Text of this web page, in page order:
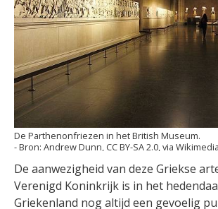
De Parthenonfriezen in het British Museum.
Andrew Dunn, CC BY-SA 2.0, via
De aanwezigheid van deze Griekse
Verenigd Koninkrijk is in het
Griekenland nog altijd een gevoelig